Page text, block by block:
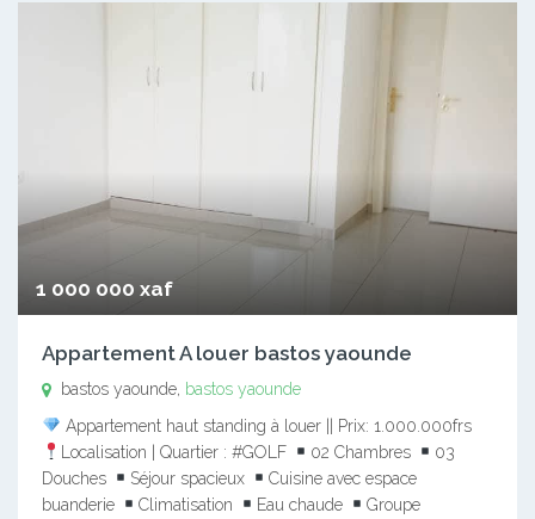
1 000 000 xaf
Appartement A louer bastos yaounde
bastos yaounde, bastos yaounde
Appartement haut standing à louer || Prix: 1.000.000frs
Localisation | Quartier : #GOLF
02 Chambres
03
Douches
Séjour spacieux
Cuisine avec espace
buanderie
Climatisation Eau chaude
Groupe